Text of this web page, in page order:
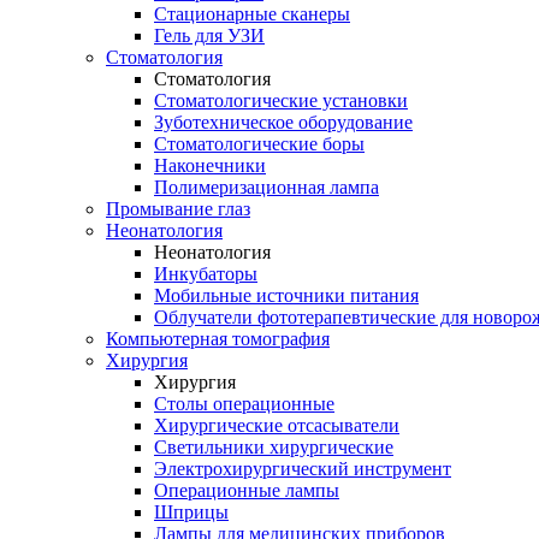
Стационарные сканеры
Гель для УЗИ
Стоматология
Стоматология
Стоматологические установки
Зуботехническое оборудование
Стоматологические боры
Наконечники
Полимеризационная лампа
Промывание глаз
Неонатология
Неонатология
Инкубаторы
Мобильные источники питания
Облучатели фототерапевтические для
Компьютерная томография
Хирургия
Хирургия
Столы операционные
Хирургические отсасыватели
Светильники хирургические
Электрохирургический инструмент
Операционные лампы
Шприцы
Лампы для медицинских приборов